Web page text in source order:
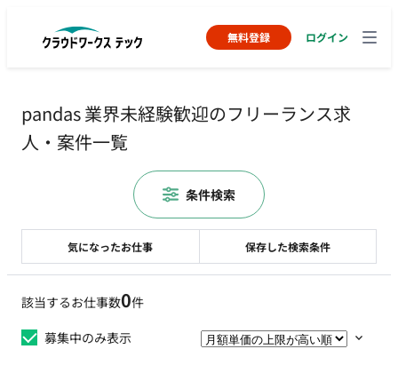
無料登録 ログイン
pandas 業界未経験歓迎のフリーランス求
人・案件一覧
該当するお仕事数0件
募集中のみ表示
気になったお仕事 保存した検索条件
条件検索